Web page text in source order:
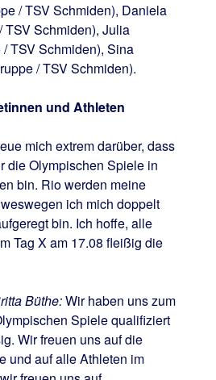
/ TSV Schmiden), Daniela
TSV Schmiden), Julia
TSV Schmiden), Sina
/ TSV Schmiden).
und Athleten
mich extrem darüber, dass
die Olympischen Spiele in
bin. Rio werden meine
ich mich doppelt
bin. Ich hoffe, alle
Tag X am 17.08 fleißig die
Büthe:Wir haben uns zum
Spiele qualifiziert
Wir freuen uns auf die
und auf alle Athleten im